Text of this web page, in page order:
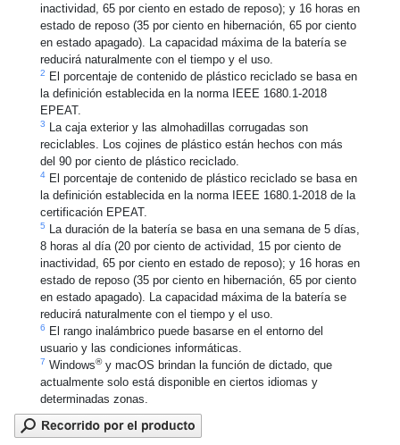
inactividad, 65 por ciento en estado de reposo); y 16 horas en
estado de reposo (35 por ciento en hibernación, 65 por ciento
en estado apagado). La capacidad máxima de la batería se
reducirá naturalmente con el tiempo y el uso.
2
El porcentaje de contenido de plástico reciclado se basa en
la definición establecida en la norma IEEE 1680.1-2018
EPEAT.
3
La caja exterior y las almohadillas corrugadas son
reciclables. Los cojines de plástico están hechos con más
del 90 por ciento de plástico reciclado.
4 El porcentaje de contenido de plástico reciclado se basa en
la definición establecida en la norma IEEE 1680.1-2018 de la
certificación EPEAT.
5
La duración de la batería se basa en una semana de 5 días,
8 horas al día (20 por ciento de actividad, 15 por ciento de
inactividad, 65 por ciento en estado de reposo); y 16 horas en
estado de reposo (35 por ciento en hibernación, 65 por ciento
en estado apagado). La capacidad máxima de la batería se
reducirá naturalmente con el tiempo y el uso.
6
El rango inalámbrico puede basarse en el entorno del
usuario y las condiciones informáticas.
7 Windows®y macOS brindan la función de dictado, que
actualmente solo está disponible en ciertos idiomas y
determinadas zonas.